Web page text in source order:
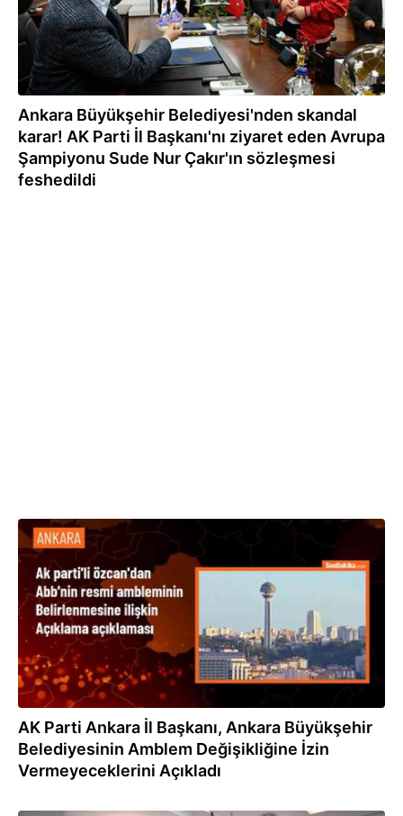
Ankara Büyükşehir Belediyesi'nden skandal
karar! AK Parti İl Başkanı'nı ziyaret eden Avrupa
Şampiyonu Sude Nur Çakır'ın sözleşmesi
feshedildi
30.04.2024
AK Parti Ankara İl Başkanı, Ankara Büyükşehir
Belediyesinin Amblem Değişikliğine İzin
Vermeyeceklerini Açıkladı